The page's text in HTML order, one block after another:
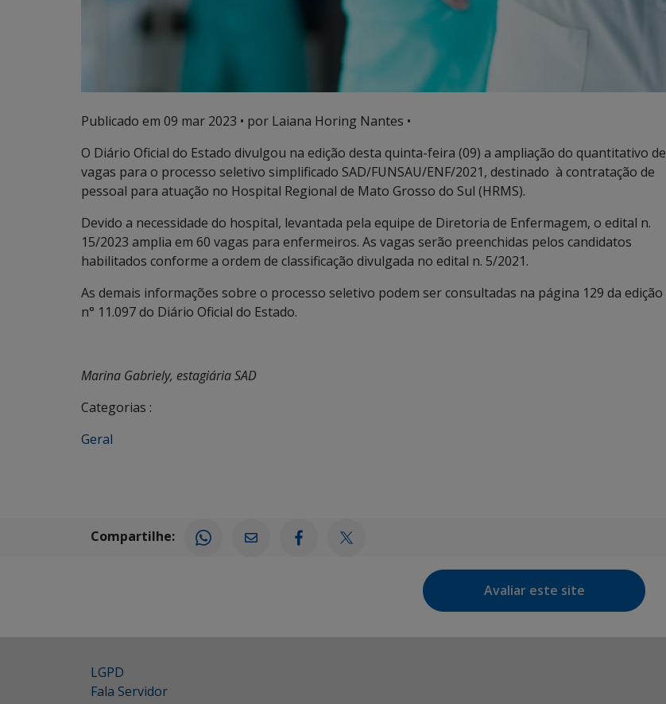
Publicado em 09 mar 2023 • por Laiana Horing Nantes •
O Diário Oficial do Estado divulgou na edição desta quinta-feira (09) a ampliação do quantitativo de
vagas para o processo seletivo simplificado SAD/FUNSAU/ENF/2021, destinado à contratação de
pessoal para atuação no Hospital Regional de Mato Grosso do Sul (HRMS).
Devido a necessidade do hospital, levantada pela equipe de Diretoria de Enfermagem, o edital n.
15/2023 amplia em 60 vagas para enfermeiros. As vagas serão preenchidas pelos candidatos
habilitados conforme a ordem de classificação divulgada no edital n. 5/2021.
As demais informações sobre o processo seletivo podem ser consultadas na página 129 da edição
n° 11.097 do Diário Oficial do Estado.
Marina Gabriely, estagiária SAD
Categorias :
Geral
Compartilhe:
Avaliar este site
LGPD
Fala Servidor